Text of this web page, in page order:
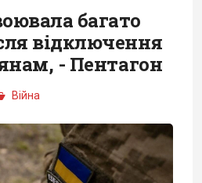
багато
відключення
- Пентагон
Війна